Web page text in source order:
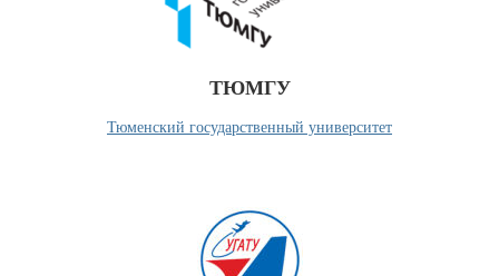
ТЮМГУ
Тюменский государственный университет